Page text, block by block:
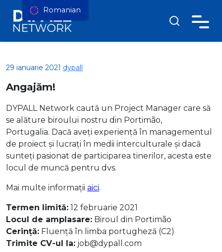
29 ianuarie 2021 dypall
Angajăm!
DYPALL Network caută un Project Manager care să
se alăture biroului nostru din Portimão,
Portugalia. Dacă aveți experiență în managementul
de proiect și lucrați în medii interculturale și dacă
sunteți pasionat de participarea tinerilor, acesta este
locul de muncă pentru dvs.
Mai multe informații aici.
Termen limită: 12 februarie 2021
Locul de amplasare: Biroul din Portimão
Cerință: Fluență în limba portugheză (C2)
Trimite CV-ul la: job@dypall.com
Romanian